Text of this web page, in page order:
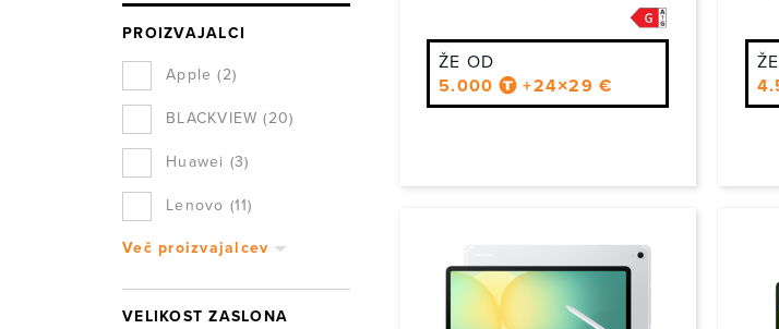
PROIZVAJALCI
Apple (2)
BLACKVIEW (20)
Huawei (3)
Lenovo (11)
Samsung (26)
Xiaomi (3)
Več proizvajalcev
VELIKOST ZASLONA
barve in podporo za 4K video vsebine. V kombinaciji z
Zakaj kupovati tablice prek T-2 kluba
Ekskluzivne cene in popusti za T-2 člane
Preverjene blagovne znamke in modeli
Nakup brez stresa in dolgotrajnega iskanja
Nekateri modeli vključujejo dodatke, večinoma pa so
2. Ali lahko na tablico namestim Office in druge
ŽE OD
5.000
+24×29 €